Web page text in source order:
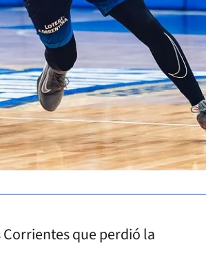
que perdió la